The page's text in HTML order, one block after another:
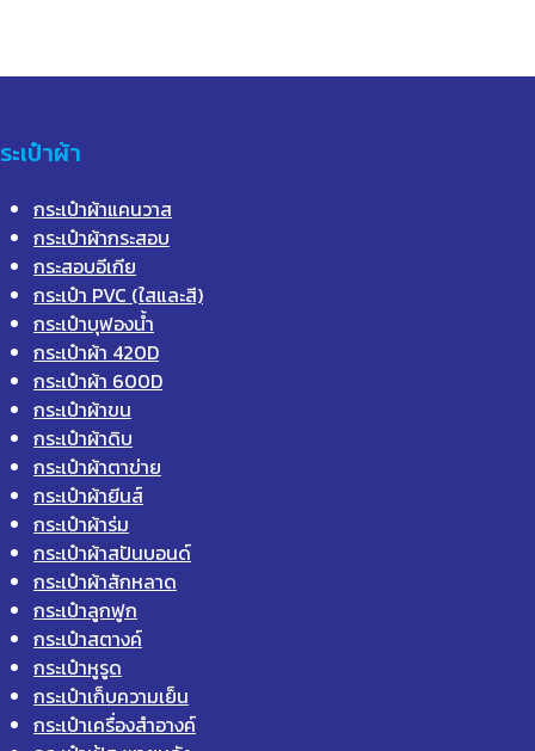
ะเป๋าผ้า
กระเป๋าผ้าแคนวาส
กระเป๋าผ้ากระสอบ
กระสอบอีเกีย
กระเป๋า PVC (ใสและสี)
กระเป๋าบุฟองน้ำ
กระเป๋าผ้า 420D
กระเป๋าผ้า 600D
กระเป๋าผ้าขน
กระเป๋าผ้าดิบ
กระเป๋าผ้าตาข่าย
กระเป๋าผ้ายีนส์
กระเป๋าผ้าร่ม
กระเป๋าผ้าสปันบอนด์
กระเป๋าผ้าสักหลาด
กระเป๋าลูกฟูก
กระเป๋าสตางค์
กระเป๋าหูรูด
กระเป๋าเก็บความเย็น
กระเป๋าเครื่องสำอางค์